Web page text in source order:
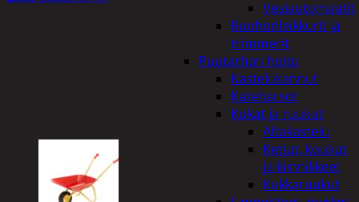
Vesiautomaatit
Ruohonleikkurit ja
trimmerit
Puutarhan hoito
Kastelukannut
Kateharsot
Kukat ja ruukut
Altakastelu
Ketjut, koukut
ja kiinnikkeet
Kukkaruukut